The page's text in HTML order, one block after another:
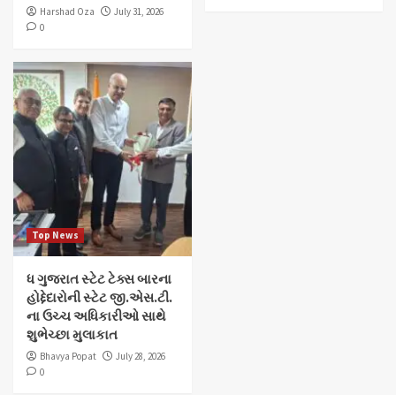
Harshad Oza
July 31, 2026
0
Top News
ધ ગુજરાત સ્ટેટ ટેક્સ બારના
હોદ્દેદારોની સ્ટેટ જી.એસ.ટી.
ના ઉચ્ચ અધિકારીઓ સાથે
શુભેચ્છા મુલાકાત
Bhavya Popat
July 28, 2026
0